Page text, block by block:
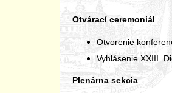
Otvárací ceremoniál
Otvorenie
Vyhlásenie XXIII.
Plenárna sekcia